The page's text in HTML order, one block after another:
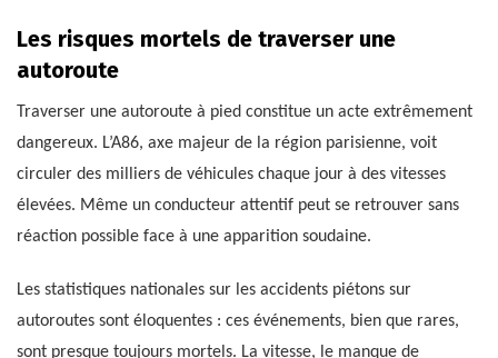
Les risques mortels de traverser une
autoroute
Traverser une autoroute à pied constitue un acte extrêmement
dangereux. L’A86, axe majeur de la région parisienne, voit
circuler des milliers de véhicules chaque jour à des vitesses
élevées. Même un conducteur attentif peut se retrouver sans
réaction possible face à une apparition soudaine.
Les statistiques nationales sur les accidents piétons sur
autoroutes sont éloquentes : ces événements, bien que rares,
sont presque toujours mortels. La vitesse, le manque de